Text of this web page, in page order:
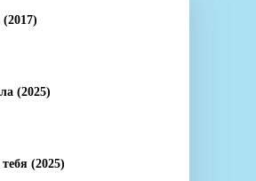
(2025)
(2025)